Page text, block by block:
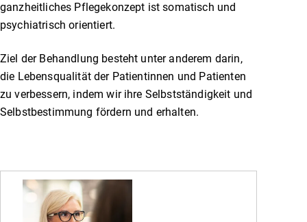
ganzheitliches Pflegekonzept ist somatisch und
psychiatrisch orientiert.
Ziel der Behandlung besteht unter anderem darin,
die Lebensqualität der Patientinnen und Patienten
zu verbessern, indem wir ihre Selbstständigkeit und
Selbstbestimmung fördern und erhalten.